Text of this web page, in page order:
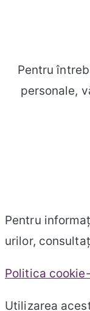
Pentru
personale,
Pentru
urilor,
Politica
Utilizarea